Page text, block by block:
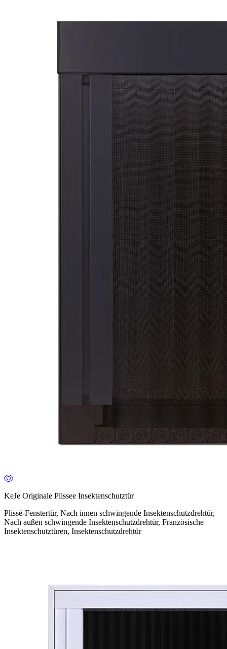
KeJe Originale Plissee Insektenschutztür
Plissé-Fenstertür, Nach innen schwingende Insektenschutzdrehtür,
Nach außen schwingende Insektenschutzdrehtür, Französische
Insektenschutztüren, Insektenschutzdrehtür